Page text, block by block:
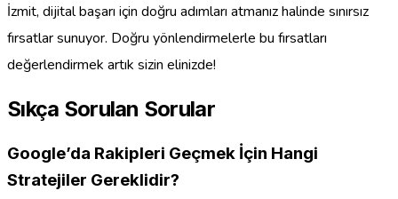
İzmit, dijital başarı için doğru adımları atmanız halinde sınırsız
fırsatlar sunuyor. Doğru yönlendirmelerle bu fırsatları
değerlendirmek artık sizin elinizde!
Sıkça Sorulan Sorular
Google’da Rakipleri Geçmek İçin Hangi
Stratejiler Gereklidir?